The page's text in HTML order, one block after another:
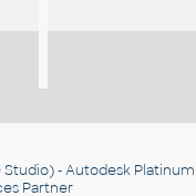
Studio) - Autodesk
Partner